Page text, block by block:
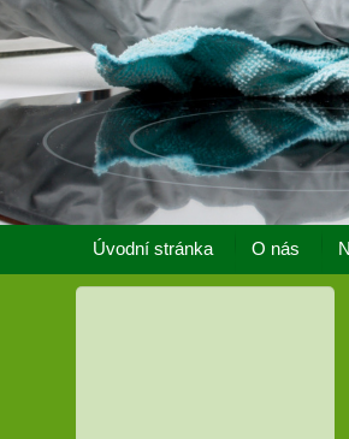
Úvodní stránka O nás